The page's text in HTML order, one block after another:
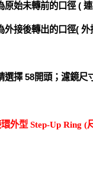
原始未轉前的口徑 (
外接後轉出的口徑( 外
選擇 58開頭；濾鏡尺
外型 Step-Up Ring (